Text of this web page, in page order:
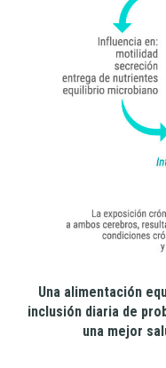
Una alimentación
inclusión diaria de
una mejor